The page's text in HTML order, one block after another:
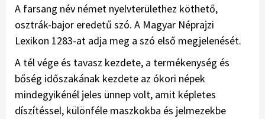
A farsang név német nyelvterülethez köthető,
osztrák-bajor eredetű szó. A Magyar Néprajzi
Lexikon 1283-at adja meg a szó első megjelenését.
A tél vége és tavasz kezdete, a termékenység és
bőség időszakának kezdete az ókori népek
mindegyikénél jeles ünnep volt, amit képletes
díszítéssel, különféle maszkokba és jelmezekbe